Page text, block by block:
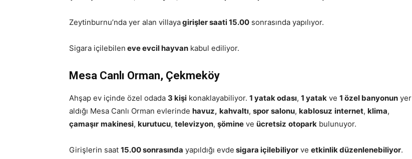
Zeytinburnu’nda yer alan villayagirişler saati 15.00 sonrasında yapılıyor.
Sigara içilebilen eve evcil hayvan kabul ediliyor.
Mesa Canlı Orman, Çekmeköy
Ahşap ev içinde özel odada 3 kişi konaklayabiliyor. 1 yatak odası, 1 yatak ve 1 özel banyonun yer
aldığı Mesa Canlı Orman evlerinde havuz, kahvaltı, spor salonu, kablosuz internet, klima,
çamaşır makinesi, kurutucu, televizyon, şömine ve ücretsiz otopark bulunuyor.
Girişlerin saat 15.00 sonrasında yapıldığı evde sigara içilebiliyor ve etkinlik düzenlenebiliyor.